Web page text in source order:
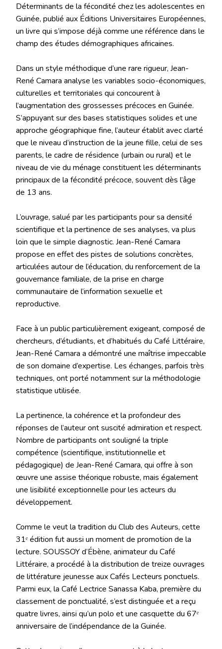
Déterminants de la fécondité chez les adolescentes en
Guinée, publié aux Éditions Universitaires Européennes,
un livre qui s’impose déjà comme une référence dans le
champ des études démographiques africaines.
‎Dans un style méthodique d’une rare rigueur, Jean-
René Camara analyse les variables socio-économiques,
culturelles et territoriales qui concourent à
l’augmentation des grossesses précoces en Guinée.
S’appuyant sur des bases statistiques solides et une
approche géographique fine, l’auteur établit avec clarté
que le niveau d’instruction de la jeune fille, celui de ses
parents, le cadre de résidence (urbain ou rural) et le
niveau de vie du ménage constituent les déterminants
principaux de la fécondité précoce, souvent dès l’âge
de 13 ans.
‎L’ouvrage, salué par les participants pour sa densité
scientifique et la pertinence de ses analyses, va plus
loin que le simple diagnostic. Jean-René Camara
propose en effet des pistes de solutions concrètes,
articulées autour de l’éducation, du renforcement de la
gouvernance familiale, de la prise en charge
communautaire de l’information sexuelle et
reproductive.
‎Face à un public particulièrement exigeant, composé de
chercheurs, d’étudiants, et d’habitués du Café Littéraire,
Jean-René Camara a démontré une maîtrise impeccable
de son domaine d’expertise. Les échanges, parfois très
techniques, ont porté notamment sur la méthodologie
statistique utilisée.
‎La pertinence, la cohérence et la profondeur des
réponses de l’auteur ont suscité admiration et respect.
Nombre de participants ont souligné la triple
compétence (scientifique, institutionnelle et
pédagogique) de Jean-René Camara, qui offre à son
œuvre une assise théorique robuste, mais également
une lisibilité exceptionnelle pour les acteurs du
développement.
‎Comme le veut la tradition du Club des Auteurs, cette
31ᵉ édition fut aussi un moment de promotion de la
lecture. SOUSSOY d’Ébène, animateur du Café
Littéraire, a procédé à la distribution de treize ouvrages
de littérature jeunesse aux Cafés Lecteurs ponctuels.
Parmi eux, la Café Lectrice Sanassa Kaba, première du
classement de ponctualité, s’est distinguée et a reçu
quatre livres, ainsi qu’un polo et une casquette du 67ᵉ
anniversaire de l’indépendance de la Guinée.